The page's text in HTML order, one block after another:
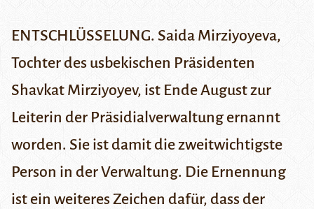
ENTSCHLÜSSELUNG. Saida Mirziyoyeva,
Tochter des usbekischen Präsidenten
Shavkat Mirziyoyev, ist Ende August zur
Leiterin der Präsidialverwaltung ernannt
worden. Sie ist damit die zweitwichtigste
Person in der Verwaltung. Die Ernennung
ist ein weiteres Zeichen dafür, dass der